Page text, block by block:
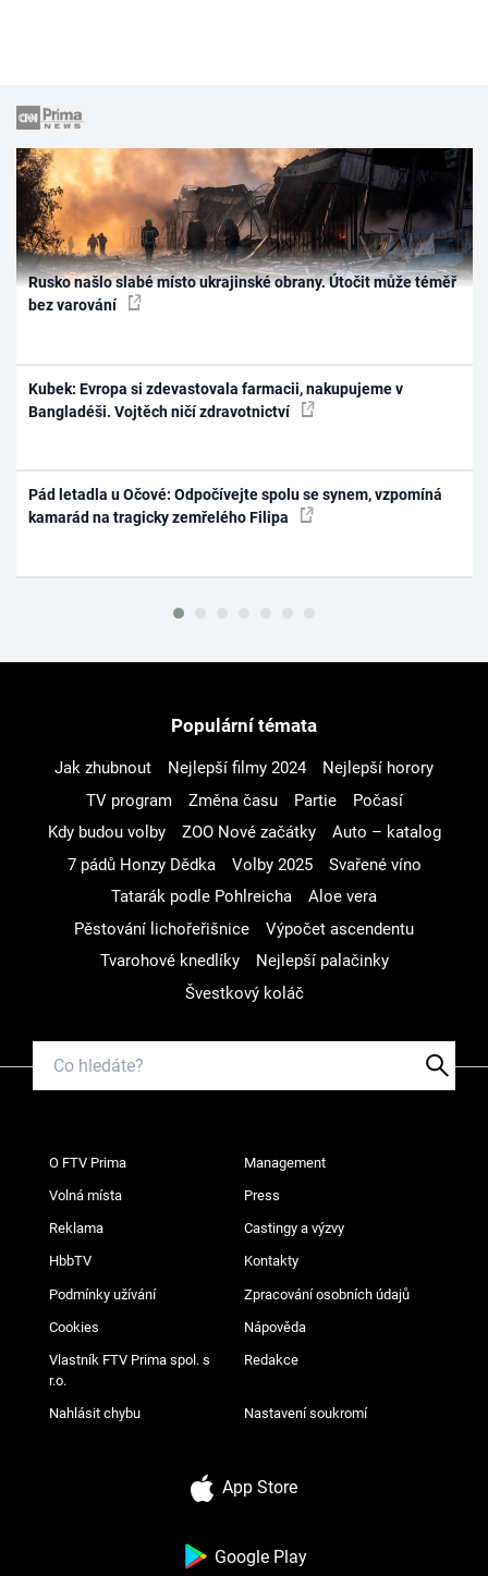
Rusko našlo slabé místo ukrajinské obrany. Útočit může téměř
bez varování
Kubek: Evropa si zdevastovala farmacii, nakupujeme v
Bangladéši. Vojtěch ničí zdravotnictví
Pád letadla u Očové: Odpočívejte spolu se synem, vzpomíná
kamarád na tragicky zemřelého Filipa
Populární témata
Jak zhubnout Nejlepší filmy 2024
Nejlepší horory
TV program
Změna času Partie
Počasí
Kdy budou volby
ZOO Nové začátky
Auto – katalog
7 pádů Honzy Dědka
Volby 2025
Svařené víno
Tatarák podle Pohlreicha
Aloe vera
Pěstování lichořeřišnice
Výpočet ascendentu
Tvarohové knedlíky
Nejlepší palačinky
Švestkový koláč
O FTV Prima Management
Volná místa Press
Reklama Castingy a výzvy
HbbTV Kontakty
Podmínky užívání Zpracování osobních údajů
Cookies Nápověda
Vlastník FTV Prima spol. s
r.o.
Redakce
Nahlásit chybu Nastavení soukromí
App Store
Google Play